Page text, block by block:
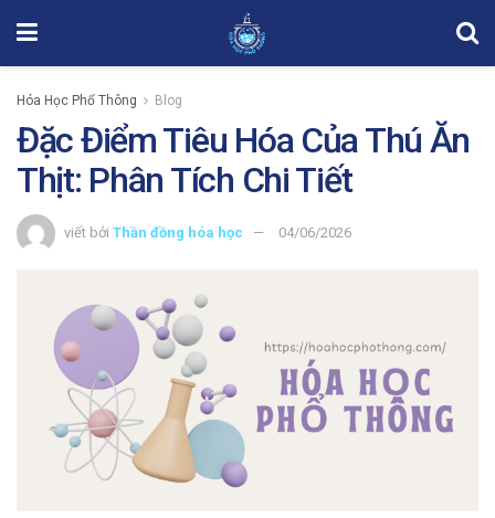
Hóa Học Phổ Thông Blog
Đặc Điểm Tiêu Hóa Của Thú Ăn
Thịt: Phân Tích Chi Tiết
viết bởi Thần đồng hóa học 04/06/2026